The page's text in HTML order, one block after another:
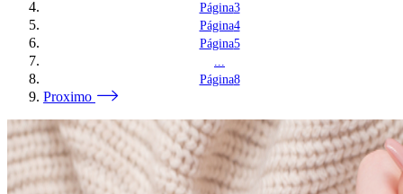
Página3
Página4
Página5
...
Página8
Proximo